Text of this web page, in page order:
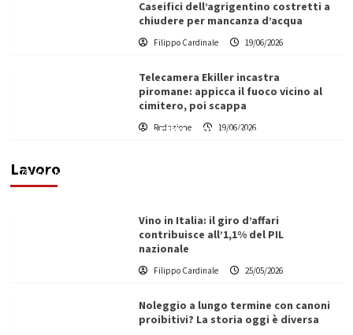
Caseifici dell’agrigentino costretti a
chiudere per mancanza d’acqua
Filippo Cardinale 19/06/2026
Telecamera Ekiller incastra
piromane: appicca il fuoco vicino al
cimitero, poi scappa
Redazione 19/06/2026
Lavoro
Filo di molibdeno per EDM a filo: prestazioni,
Filippo Cardinale
Vino in Italia: il giro d’affari
contribuisce all’1,1% del PIL
nazionale
Filippo Cardinale 25/05/2026
Noleggio a lungo termine con canoni
proibitivi? La storia oggi è diversa